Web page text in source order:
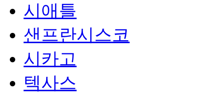
시애틀
샌프란시스코
시카고
텍사스